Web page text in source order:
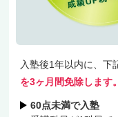
高・淑徳高など
授業料は地域最
保証制度や、部
入塾後1年以内に、下
を3ヶ月間免除します。
60点未満で入塾